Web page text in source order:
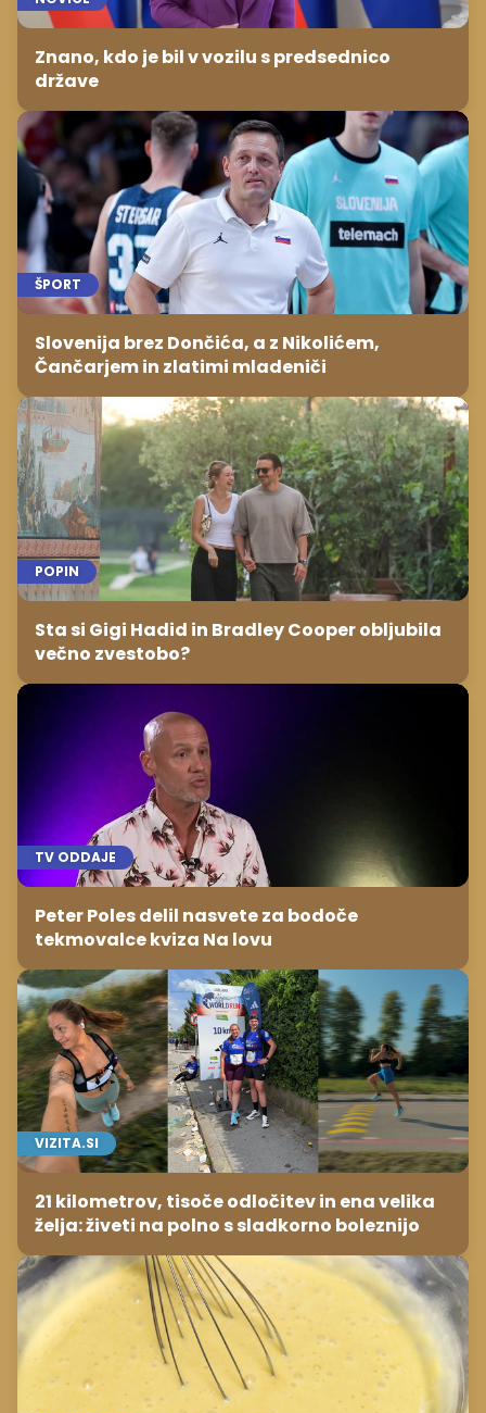
Znano, kdo je bil v vozilu s predsednico
države
ŠPORT
Slovenija brez Dončića, a z Nikolićem,
Čančarjem in zlatimi mladeniči
POPIN
Sta si Gigi Hadid in Bradley Cooper obljubila
večno zvestobo?
TV ODDAJE
Peter Poles delil nasvete za bodoče
tekmovalce kviza Na lovu
VIZITA.SI
21 kilometrov, tisoče odločitev in ena velika
želja: živeti na polno s sladkorno boleznijo